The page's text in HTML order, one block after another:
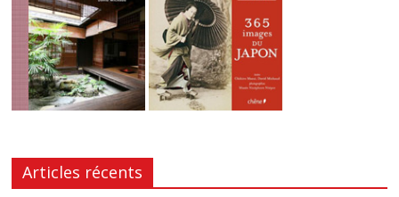
Articles récents